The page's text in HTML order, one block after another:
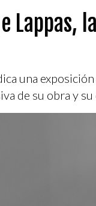
una
de su obra y